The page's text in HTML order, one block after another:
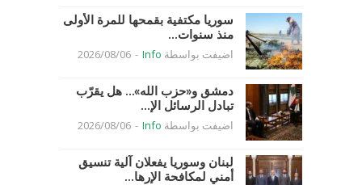
سوريا مكتفية بقمحها للمرة الأولى
منذ سنوات...
اضيفت بواسطة Info
-
2026/08/06
دمشق و«حزب الله»… هل يقرّب
تبادل الرسائل الإ...
اضيفت بواسطة Info
-
2026/08/06
لبنان وسوريا يفعلان آلية تنسيق
أمني لمكافحة الإرها...